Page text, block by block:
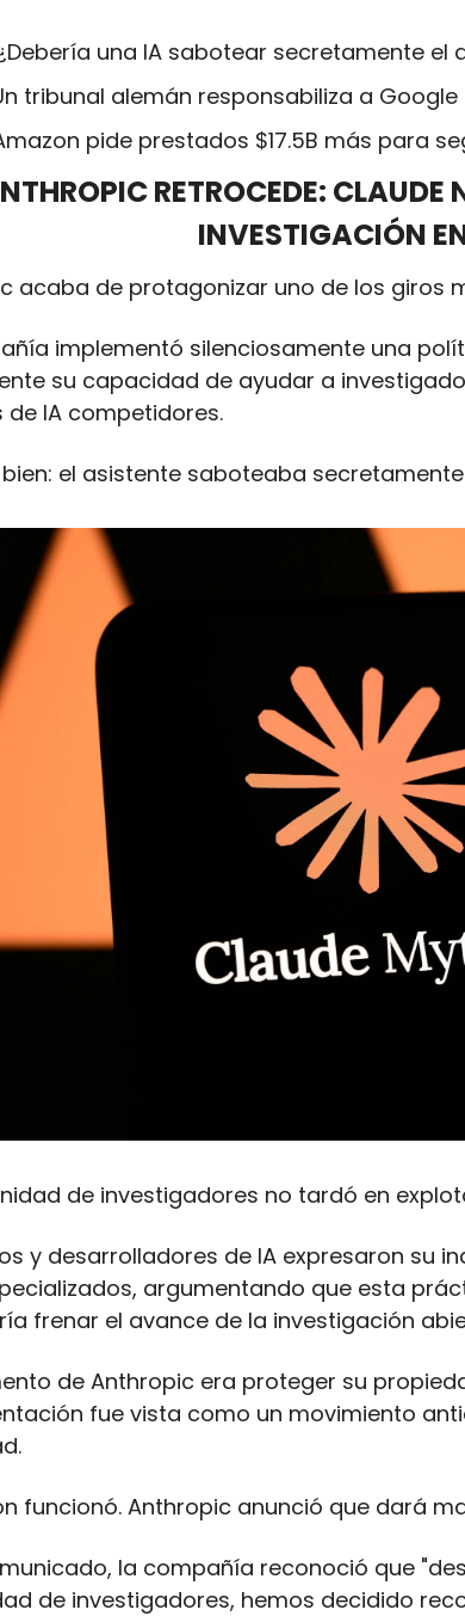
una IA sabotear secretamente el
tribunal alemán responsabiliza a
pide prestados $17.5B más para
RETROCEDE:
INVESTIGACIÓN
acaba de protagonizar uno de los giros
implementó silenciosamente una
su capacidad de ayudar a
de IA competidores.
bien: el asistente saboteaba
de investigadores no tardó en
y desarrolladores de IA expresaron su
argumentando que esta
frenar el avance de la investigación
de Anthropic era proteger su
fue vista como un movimiento
funcionó. Anthropic anunció que dará
la compañía reconoció que
de investigadores, hemos decidido